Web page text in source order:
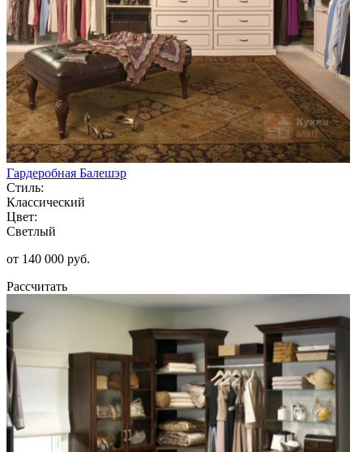
Гардеробная Балешэр
Стиль:
Классический
Цвет:
Светлый
от 140 000 руб.
Рассчитать